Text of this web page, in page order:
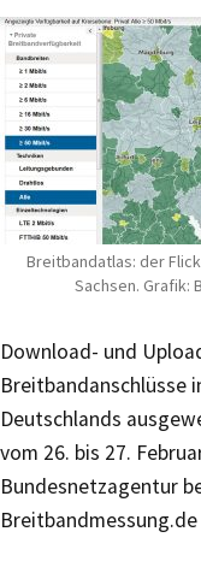
Breitbandatlas: der
Sachsen. Grafik:
Download- und
Breitbandanschlüsse
Deutschlands
vom 26. bis 27.
Bundesnetzagentur